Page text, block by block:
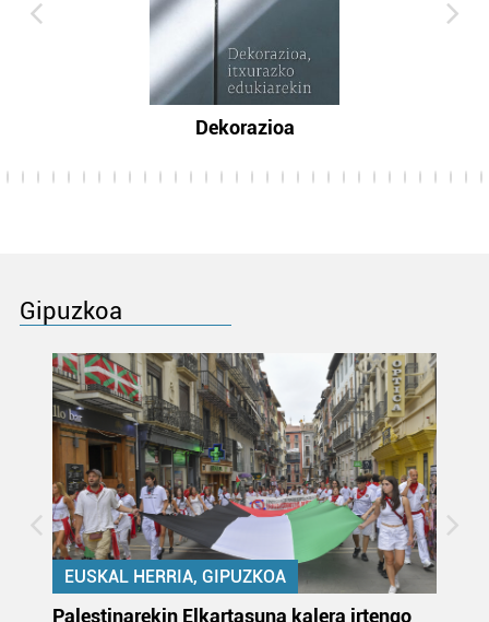
Dekorazioa
Gipuzkoa
EUSKAL HERRIA, GIPUZKOA
Palestinarekin Elkartasuna kalera irtengo